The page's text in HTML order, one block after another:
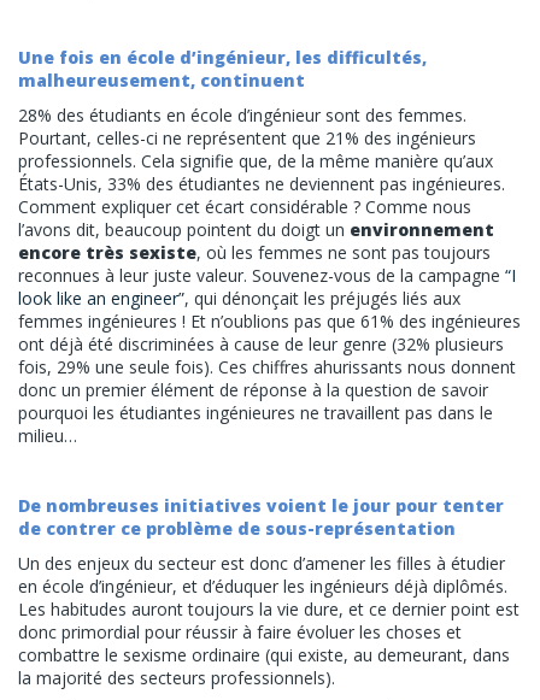
Une fois en école d’ingénieur, les difficultés,
malheureusement, continuent
28% des étudiants en école d’ingénieur sont des femmes.
Pourtant, celles-ci ne représentent que 21% des ingénieurs
professionnels. Cela signifie que, de la même manière qu’aux
États-Unis, 33% des étudiantes ne deviennent pas ingénieures.
Comment expliquer cet écart considérable ? Comme nous
l’avons dit, beaucoup pointent du doigt un environnement
encore très sexiste, où les femmes ne sont pas toujours
reconnues à leur juste valeur. Souvenez-vous de la campagne “I
look like an engineer”, qui dénonçait les préjugés liés aux
femmes ingénieures ! Et n’oublions pas que 61% des ingénieures
ont déjà été discriminées à cause de leur genre (32% plusieurs
fois, 29% une seule fois). Ces chiffres ahurissants nous donnent
donc un premier élément de réponse à la question de savoir
pourquoi les étudiantes ingénieures ne travaillent pas dans le
milieu…
De nombreuses initiatives voient le jour pour tenter
de contrer ce problème de sous-représentation
Un des enjeux du secteur est donc d’amener les filles à étudier
en école d’ingénieur, et d’éduquer les ingénieurs déjà diplômés.
Les habitudes auront toujours la vie dure, et ce dernier point est
donc primordial pour réussir à faire évoluer les choses et
combattre le sexisme ordinaire (qui existe, au demeurant, dans
la majorité des secteurs professionnels).